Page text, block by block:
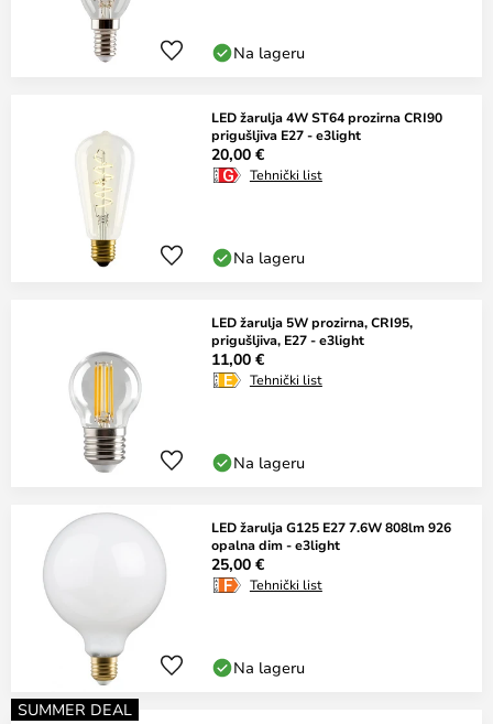
Na lageru
LED žarulja 4W ST64 prozirna CRI90
prigušljiva E27 - e3light
20,00 €
Tehnički list
Na lageru
LED žarulja 5W prozirna, CRI95,
prigušljiva, E27 - e3light
11,00 €
Tehnički list
Na lageru
LED žarulja G125 E27 7.6W 808lm 926
opalna dim - e3light
25,00 €
Tehnički list
Na lageru
SUMMER DEAL